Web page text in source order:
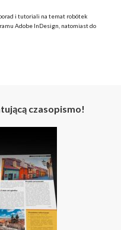
i tutoriali na temat robótek
Adobe InDesign, natomiast do
czasopismo!